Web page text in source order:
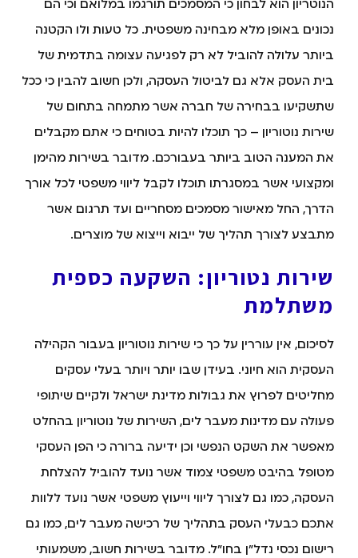
הנוטריון הוא לבחון כי המסמכים תורגמו במלואם וכי הם
נכונים באופן מלא מבחינה משפטית. כל טעות ולו הקטנה
ביותר עלולה להוביל לא רק לפגיעה עצומה בתדמית של
בית העסק אלא גם לביטול העסקה, ולכן חשוב להבין כי ככל
שתשקיעו בבחירה של חברה אשר מתמחה בתחום של
שירות נוטוריון – כך תוכלו להיות בטוחים כי אתם מקבלים
את המענה הטוב ביותר בעבורכם. מדובר בשירות מהימן
ומקצועי אשר במסגרתו תוכלו לקבל ליווי משפטי לכל אורך
הדרך, החל מאישור מסמכים מסחריים ועד תרגום אשר
מתבצע לצורך תהליך של ייבוא וייצוא של מוצרים.
שירות נטוריון: השקעה כספית
משתלמת
לסיכום, אין עוררין על כך כי שירות נוטוריון בעבור הקהילה
העסקית הוא חיוני. בעידן שבו יותר ויותר בעלי עסקים
מחליטים לפרוץ את גבולות מדינת ישראל ולקיים שיתופי
פעולה עם מדינות מעבר לים, השירות של נוטוריון בהחלט
מאפשר את השקט הנפשי וכן ידיעה ברורה כי הפן העסקי
מטופל בהיבט משפטי צמוד אשר נועד להוביל להצלחת
העסקה, כמו גם לצורך ליווי וייעוץ משפטי אשר נועד ללוות
אתכם כבעלי העסק בתהליך של רכישה מעבר לים, כמו גם
רישום נכסי נדל"ן בחו"ל. מדובר בשירות חשוב, משמעותי